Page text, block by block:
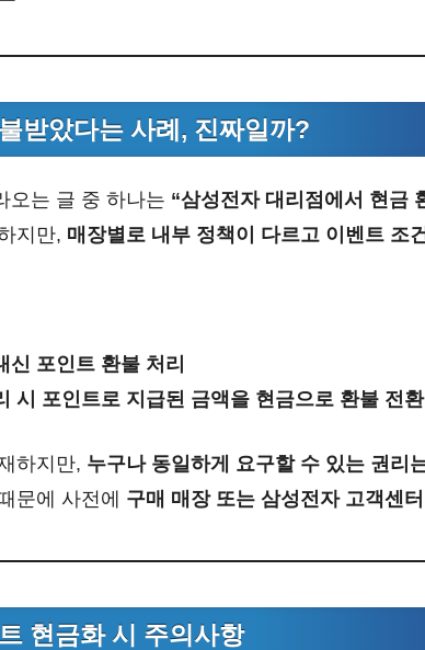
받았다는 사례, 진짜일까?
오는 글 중 하나는 “삼성전자 대리점에서 현금
지만, 매장별로 내부 정책이 다르고 이벤트 조
신 포인트 환불 처리
시 포인트로 지급된 금액을 현금으로 환불 전환
하지만, 누구나 동일하게 요구할 수 있는 권리
문에 사전에 구매 매장 또는 삼성전자 고객센
현금화 시 주의사항